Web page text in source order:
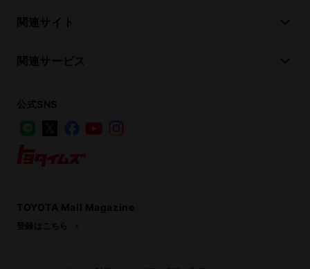
関連サイト
関連サービス
公式SNS
LINE
FacebookYouTube
TOYOTA Mail Magazine
登録はこちら